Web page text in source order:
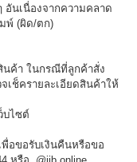
อันเนื่องจากความคลาด
พ์ (ผิด/ตก)
นค้า ในกรณีที่ลูกค้าสั่ง
ช็ครายละเอียดสินค้าให้
บไซต์
พื่อขอรับเงินคืนหรือขอ